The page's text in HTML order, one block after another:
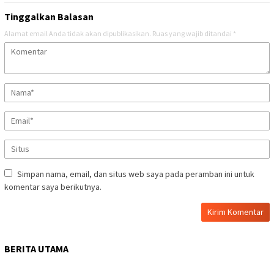
Tinggalkan Balasan
Alamat email Anda tidak akan dipublikasikan. Ruas yang wajib ditandai *
Simpan nama, email, dan situs web saya pada peramban ini untuk
komentar saya berikutnya.
BERITA UTAMA